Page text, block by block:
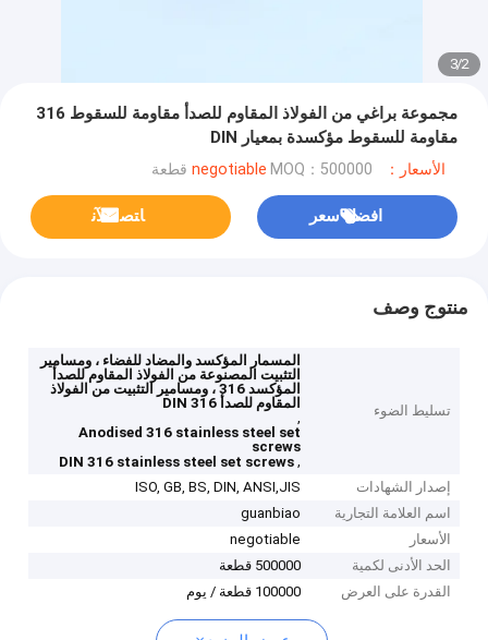
2
/
3
مجموعة براغي من الفولاذ المقاوم للصدأ مقاومة للسقوط 316
مقاومة للسقوط مؤكسدة بمعيار DIN
الأسعار：negotiable MOQ：500000 قطعة
افضل سعر ﺎﺘﺼﻟ ﺍﻶﻧ
منتوج وصف
تسليط الضوء
المسمار المؤكسد والمضاد للفضاء ، ومسامير
التثبيت المصنوعة من الفولاذ المقاوم للصدأ
المؤكسد 316 ، ومسامير التثبيت من الفولاذ
المقاوم للصدأ DIN 316
,
Anodised 316 stainless steel set
screws
,
DIN 316 stainless steel set screws
إصدار الشهادات
ISO, GB, BS, DIN, ANSI,JIS
اسم العلامة التجارية
guanbiao
الأسعار
negotiable
الحد الأدنى لكمية
500000 قطعة
القدرة على العرض
100000 قطعة / يوم